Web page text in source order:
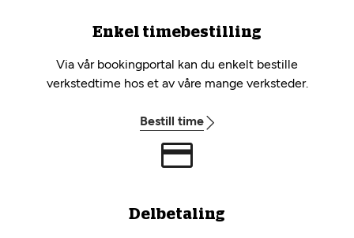
Enkel timebestilling
Via vår bookingportal kan du enkelt bestille
verkstedtime hos et av våre mange verksteder.
Bestill time
Delbetaling